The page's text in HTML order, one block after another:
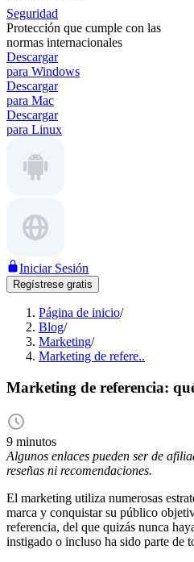
Seguridad
Protección que cumple con las
normas internacionales
Descargar
para Windows
Descargar
para Mac
Descargar
para Linux
Iniciar Sesión
Regístrese gratis
Página de inicio/
Blog/
Marketing/
Marketing de refere..
Marketing de referencia:
9 minutos
Algunos enlaces pueden ser de
reseñas ni recomendaciones.
El marketing utiliza numerosas
marca y conquistar su público
referencia, del que quizás nunca
instigado o incluso ha sido parte de